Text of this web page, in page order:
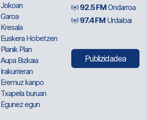
Jokoan
Garoa
Kresala
Euskera Hobetzen
Planik Plan
Aupa Bizkaia
Irakurrieran
Eremuz kanpo
Txapela buruan
Egunez egun
92.5 FMOndarroa
97.4 FM Urdaibai
Publizidadea